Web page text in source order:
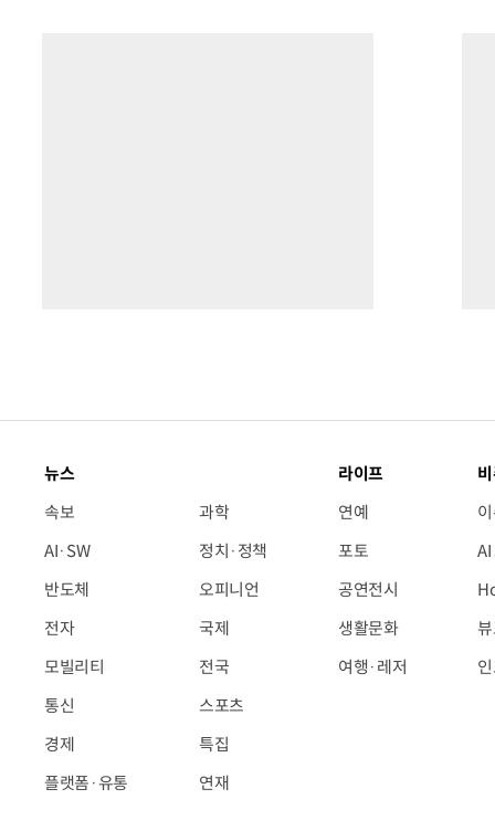
뉴스
속보
AI·SW
반도체
전자
모빌리티
통신
경제
플랫폼·유통
과학
정치·정책
오피니언
국제
전국
스포츠
특집
연재
라이프
연예
포토
공연전시
생활문화
여행·레저